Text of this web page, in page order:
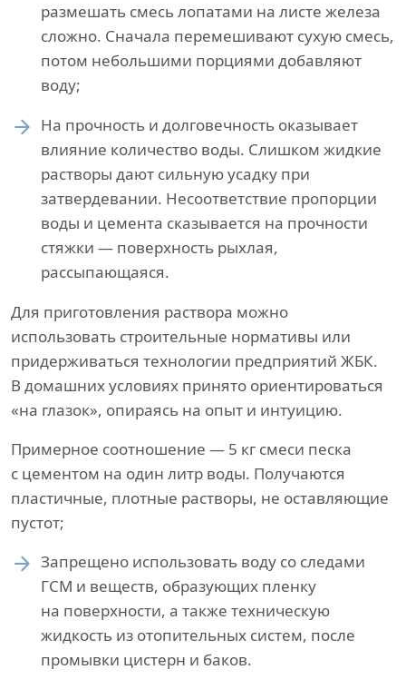
размешать смесь лопатами на листе железа
сложно. Сначала перемешивают сухую смесь,
потом небольшими порциями добавляют
воду;
На прочность и долговечность оказывает
влияние количество воды. Слишком жидкие
растворы дают сильную усадку при
затвердевании. Несоответствие пропорции
воды и цемента сказывается на прочности
стяжки — поверхность рыхлая,
рассыпающаяся.
Для приготовления раствора можно
использовать строительные нормативы или
придерживаться технологии предприятий ЖБК.
В домашних условиях принято ориентироваться
«на глазок», опираясь на опыт и интуицию.
Примерное соотношение — 5 кг смеси песка
с цементом на один литр воды. Получаются
пластичные, плотные растворы, не оставляющие
пустот;
Запрещено использовать воду со следами
ГСМ и веществ, образующих пленку
на поверхности, а также техническую
жидкость из отопительных систем, после
промывки цистерн и баков.